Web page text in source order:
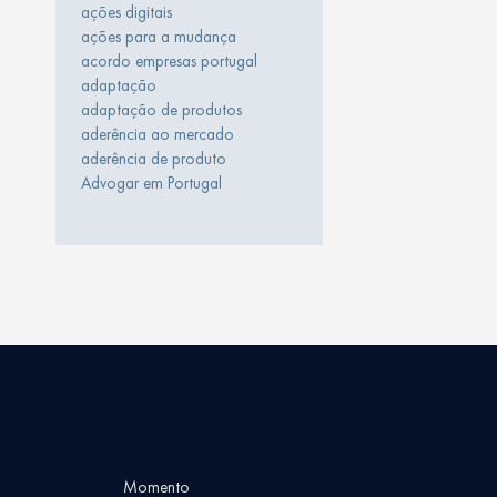
ações digitais
ações para a mudança
acordo empresas portugal
adaptação
adaptação de produtos
aderência ao mercado
aderência de produto
Advogar em Portugal
Momento